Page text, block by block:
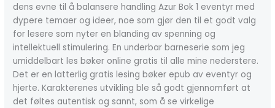
dens evne til å balansere handling Azur Bok 1 eventyr med
dypere temaer og ideer, noe som gjør den til et godt valg
for lesere som nyter en blanding av spenning og
intellektuell stimulering. En underbar barneserie som jeg
umiddelbart les bøker online gratis til alle mine nederstere.
Det er en latterlig gratis lesing bøker epub av eventyr og
hjerte. Karakterenes utvikling ble så godt gjennomført at
det føltes autentisk og sannt, som å se virkelige